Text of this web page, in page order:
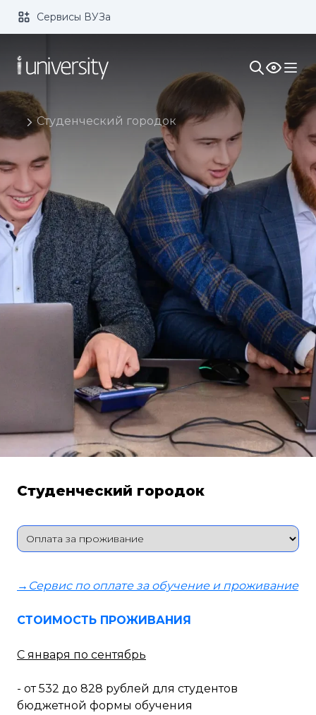
Размер шрифта: Цвет:
Изображения:
Озвучивание:
Сервисы ВУЗа
Студенческий городок
Студенческий городок
→ Сервис по оплате за обучение и проживание
СТОИМОСТЬ ПРОЖИВАНИЯ
С января по сентябрь
- от 532 до 828 рублей для студентов
бюджетной формы обучения